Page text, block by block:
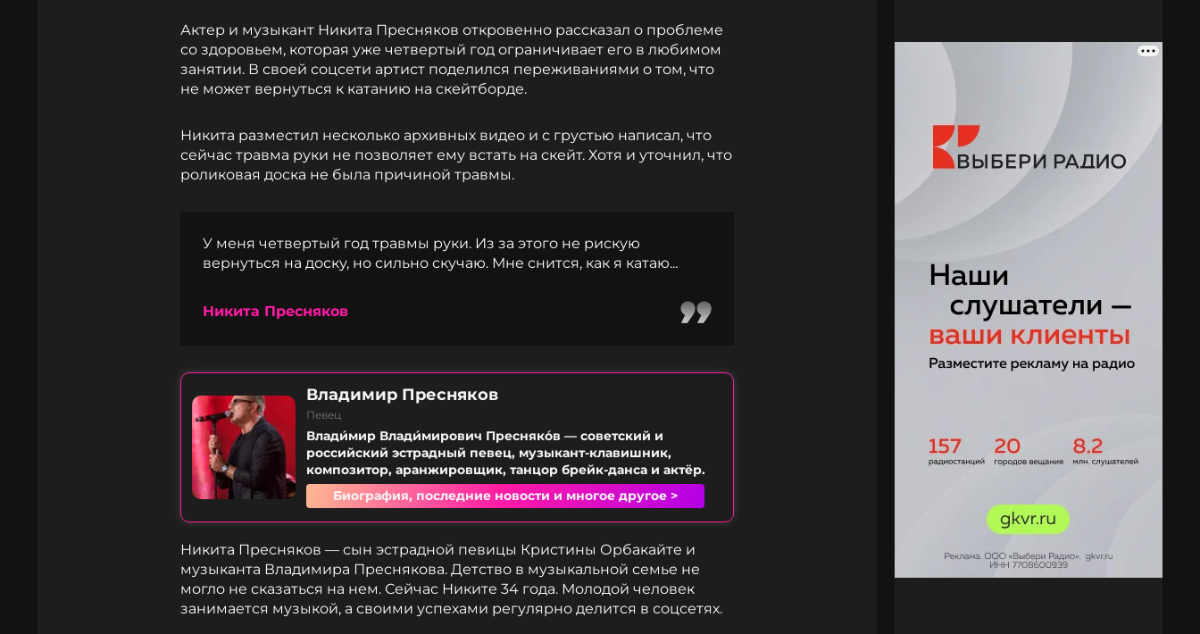
Актер и музыкант Никита Пресняков откровенно рассказал о проблеме
со здоровьем, которая уже четвертый год ограничивает его в любимом
занятии. В своей соцсети артист поделился переживаниями о том, что
не может вернуться к катанию на скейтборде.
Никита разместил несколько архивных видео и с грустью написал, что
сейчас травма руки не позволяет ему встать на скейт. Хотя и уточнил, что
роликовая доска не была причиной травмы.
У меня четвертый год травмы руки. Из за этого не рискую
вернуться на доску, но сильно скучаю. Мне снится, как я катаю...
Никита Пресняков
Владимир Пресняков
Певец
Влади́мир Влади́мирович Пресняко́в — советский и
российский эстрадный певец, музыкант-клавишник,
композитор, аранжировщик, танцор брейк-данса и актёр.
Биография, последние новости и многое другое >
Никита Пресняков — сын эстрадной певицы Кристины Орбакайте и
музыканта Владимира Преснякова. Детство в музыкальной семье не
могло не сказаться на нем. Сейчас Никите 34 года. Молодой человек
занимается музыкой, а своими успехами регулярно делится в соцсетях.